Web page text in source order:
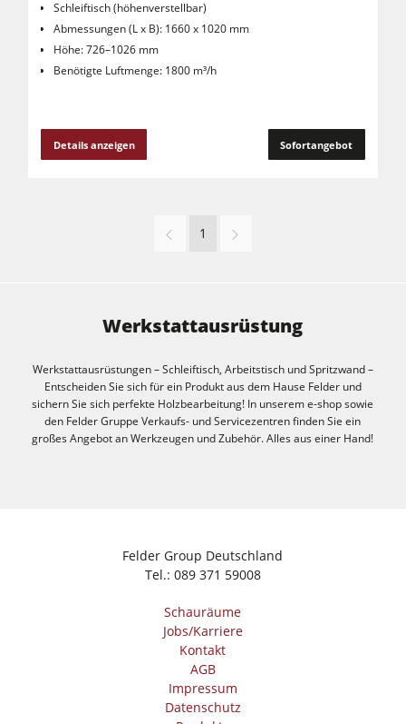
Schleiftisch (höhenverstellbar)
Abmessungen (L x B): 1660 x 1020 mm
Höhe: 726–1026 mm
Benötigte Luftmenge: 1800 m³/h
Details anzeigen Sofortangebot
1
Werkstattausrüstung
Werkstattausrüstungen – Schleiftisch, Arbeitstisch und Spritzwand –
Entscheiden Sie sich für ein Produkt aus dem Hause Felder und
sichern Sie sich perfekte Holzbearbeitung! In unserem e-shop sowie
den Felder Gruppe Verkaufs- und Servicezentren finden Sie ein
großes Angebot an Werkzeugen und Zubehör. Alles aus einer Hand!
Felder Group Deutschland
Tel.: 089 371 59008
Schauräume
Jobs/Karriere
Kontakt
AGB
Impressum
Datenschutz